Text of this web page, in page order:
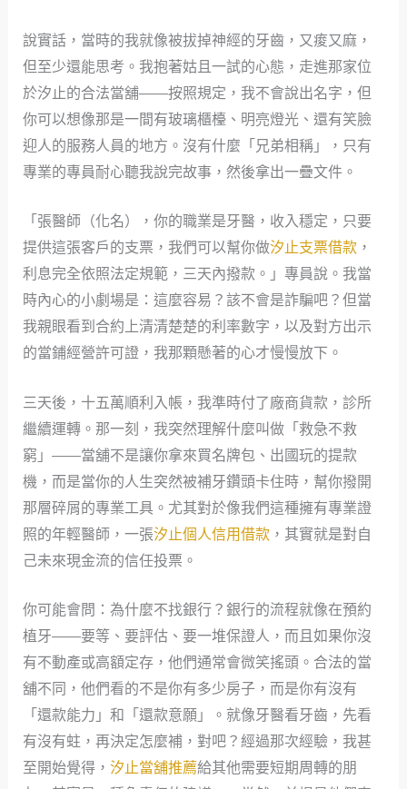
說實話，當時的我就像被拔掉神經的牙齒，又痠又麻，
但至少還能思考。我抱著姑且一試的心態，走進那家位
於汐止的合法當舖——按照規定，我不會說出名字，但
你可以想像那是一間有玻璃櫃檯、明亮燈光、還有笑臉
迎人的服務人員的地方。沒有什麼「兄弟相稱」，只有
專業的專員耐心聽我說完故事，然後拿出一疊文件。
「張醫師（化名），你的職業是牙醫，收入穩定，只要
提供這張客戶的支票，我們可以幫你做汐止支票借款，
利息完全依照法定規範，三天內撥款。」專員說。我當
時內心的小劇場是：這麼容易？該不會是詐騙吧？但當
我親眼看到合約上清清楚楚的利率數字，以及對方出示
的當鋪經營許可證，我那顆懸著的心才慢慢放下。
三天後，十五萬順利入帳，我準時付了廠商貨款，診所
繼續運轉。那一刻，我突然理解什麼叫做「救急不救
窮」——當舖不是讓你拿來買名牌包、出國玩的提款
機，而是當你的人生突然被補牙鑽頭卡住時，幫你撥開
那層碎屑的專業工具。尤其對於像我們這種擁有專業證
照的年輕醫師，一張汐止個人信用借款，其實就是對自
己未來現金流的信任投票。
你可能會問：為什麼不找銀行？銀行的流程就像在預約
植牙——要等、要評估、要一堆保證人，而且如果你沒
有不動產或高額定存，他們通常會微笑搖頭。合法的當
舖不同，他們看的不是你有多少房子，而是你有沒有
「還款能力」和「還款意願」。就像牙醫看牙齒，先看
有沒有蛀，再決定怎麼補，對吧？經過那次經驗，我甚
至開始覺得， 汐止當舖推薦給其他需要短期周轉的朋